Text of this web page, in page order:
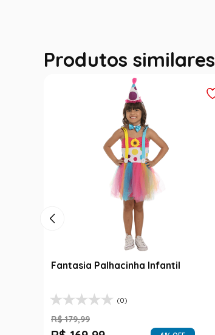
Produtos similares
Fantasia Festa Junina Adulto
Jardineira Xadrez Caipira Azul
R$ 139,99
1 R$ 99, 99